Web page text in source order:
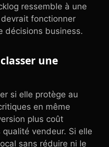
ressemble à une
devrait fonctionner
décisions business.
une
si elle protège au
en même
plus coût
vendeur. Si elle
sans réduire ni le